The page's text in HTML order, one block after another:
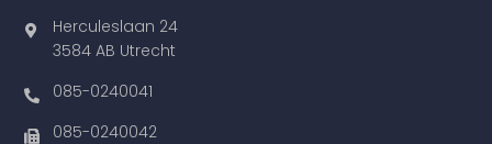
Herculeslaan 24
3584 AB Utrecht
085-0240041
085-0240042